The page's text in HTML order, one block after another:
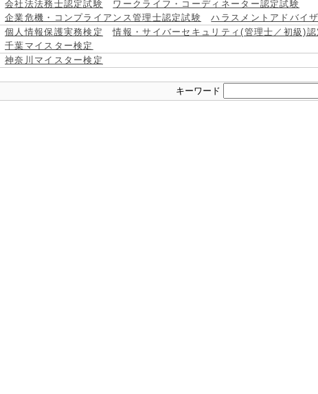
会社法法務士認定試験
ワークライフ・コーディネーター認定試験
企業危機・コンプライアンス管理士認定試験
ハラスメントアドバイ
個人情報保護実務検定 情報・サイバーセキュリティ(管理士／初級)
千葉マイスター検定
神奈川マイスター検定
キーワード